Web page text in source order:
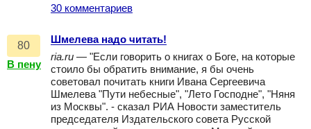
30 комментариев
80
В пену
Шмелева надо читать!
ria.ru — "Если говорить о книгах о Боге, на которые
стоило бы обратить внимание, я бы очень
советовал почитать книги Ивана Сергеевича
Шмелева "Пути небесные", "Лето Господне", "Няня
из Москвы". - сказал РИА Новости заместитель
председателя Издательского совета Русской